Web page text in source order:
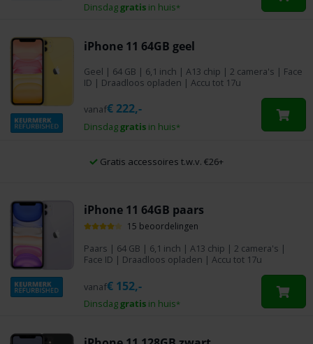
Dinsdaggratis in huis*
iPhone 11 64GB geel
Geel | 64 GB | 6,1 inch | A13 chip | 2 camera's | Face
ID | Draadloos opladen | Accu tot 17u
Dinsdaggratis in huis*
vanaf€ 222,-
iPhone 11 64GB paars
15 beoordelingen
Paars | 64 GB | 6,1 inch | A13 chip | 2 camera's |
Face ID | Draadloos opladen | Accu tot 17u
Dinsdaggratis in huis*
vanaf€ 152,-
Gratis accessoires t.w.v. €26+